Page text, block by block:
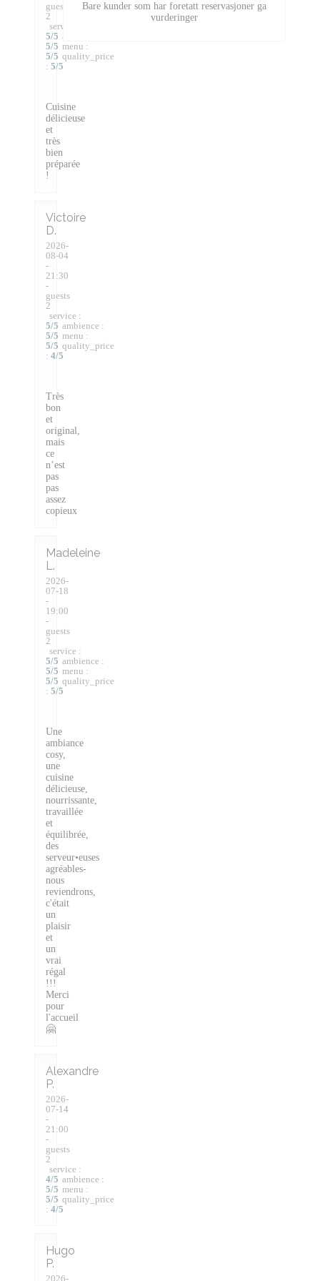
guests
2
service
5/5 ambience
5/5 menu :
5/5 quality_price
: 5/5
Cuisine
délicieuse
et
très
bien
préparée
!
Victoire
D
2026-
08-04
-
21:30
-
guests
2
service :
5/5 ambience :
5/5 menu :
5/5 quality_price
: 4/5
Très
bon
et
original,
mais
ce
n’est
pas
pas
assez
copieux
Madeleine
L
2026-
07-18
-
19:00
-
guests
2
service :
5/5 ambience :
5/5 menu :
5/5 quality_price
: 5/5
Une
ambiance
cosy,
une
cuisine
délicieuse,
nourrissante,
travaillée
et
équilibrée,
des
serveur•euses
agréables-
nous
reviendrons,
c'était
un
plaisir
et
un
vrai
régal
!!!
Merci
pour
l'accueil
🤗
Alexandre
P
2026-
07-14
-
21:00
-
guests
2
service :
4/5 ambience :
5/5 menu :
5/5 quality_price
: 4/5
Hugo
P
2026-
Bare kunder som har foretatt reservasjoner ga
vurderinger